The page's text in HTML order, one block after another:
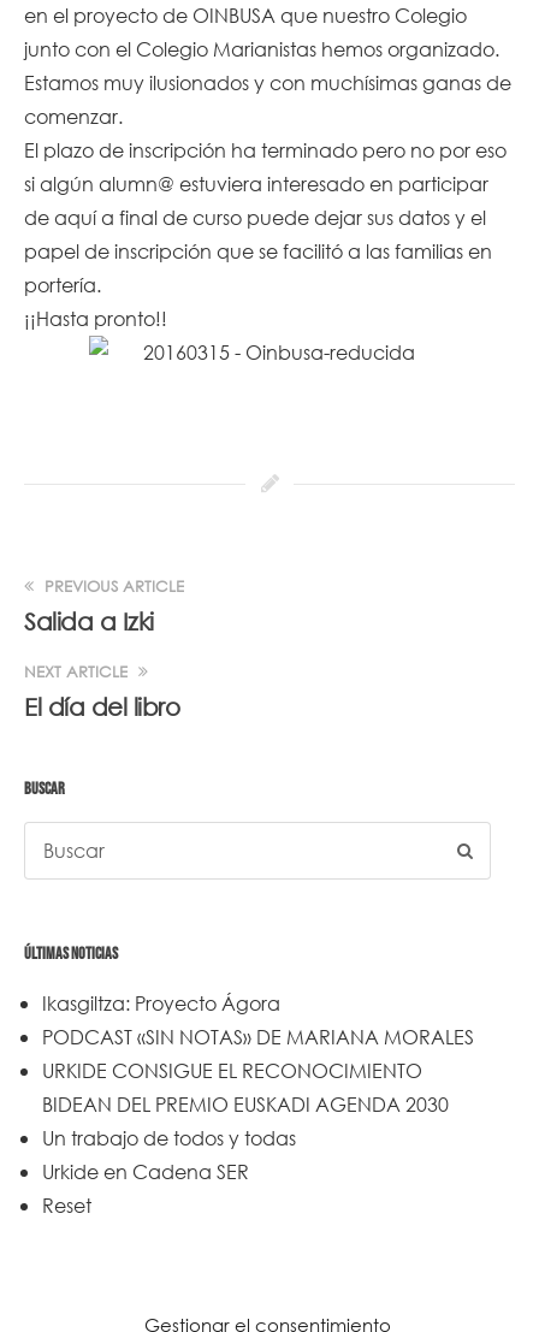
Gestionar el consentimiento
en el proyecto de OINBUSA que nuestro Colegio
junto con el Colegio Marianistas hemos organizado.
Estamos muy ilusionados y con muchísimas ganas de
comenzar.
El plazo de inscripción ha terminado pero no por eso
si algún alumn@ estuviera interesado en participar
de aquí a final de curso puede dejar sus datos y el
papel de inscripción que se facilitó a las familias en
portería.
¡¡Hasta pronto!!
PREVIOUS ARTICLE
Salida a Izki
NEXT ARTICLE
El día del libro
BUSCAR
ÚLTIMAS NOTICIAS
Ikasgiltza: Proyecto Ágora
PODCAST «SIN NOTAS» DE MARIANA MORALES
URKIDE CONSIGUE EL RECONOCIMIENTO
BIDEAN DEL PREMIO EUSKADI AGENDA 2030
Un trabajo de todos y todas
Urkide en Cadena SER
Reset